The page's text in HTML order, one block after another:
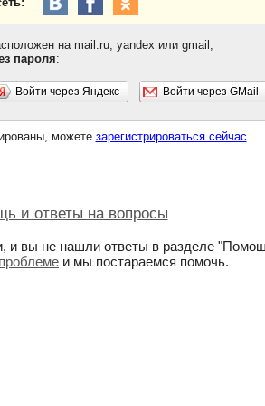
на mail.ru, yandex или gmail,
пароля:
Войти через Яндекс Войти через GMail
можете зарегистрироваться сейчас
и ответы на вопросы
и вы не нашли ответы в разделе
и мы постараемся помочь.